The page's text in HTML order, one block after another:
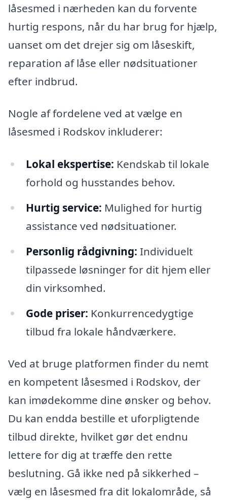
låsesmed i nærheden kan du forvente
hurtig respons, når du har brug for hjælp,
uanset om det drejer sig om låseskift,
reparation af låse eller nødsituationer
efter indbrud.
Nogle af fordelene ved at vælge en
låsesmed i Rodskov inkluderer:
Lokal ekspertise: Kendskab til lokale
forhold og husstandes behov.
Hurtig service: Mulighed for hurtig
assistance ved nødsituationer.
Personlig rådgivning: Individuelt
tilpassede løsninger for dit hjem eller
din virksomhed.
Gode priser: Konkurrencedygtige
tilbud fra lokale håndværkere.
Ved at bruge platformen finder du nemt
en kompetent låsesmed i Rodskov, der
kan imødekomme dine ønsker og behov.
Du kan endda bestille et uforpligtende
tilbud direkte, hvilket gør det endnu
lettere for dig at træffe den rette
beslutning. Gå ikke ned på sikkerhed –
vælg en låsesmed fra dit lokalområde, så